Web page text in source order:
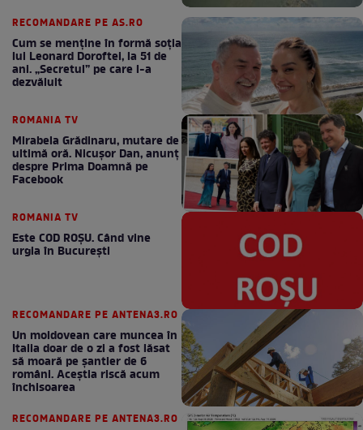
RECOMANDARE PE AS.RO
Cum se menţine în formă soţia
lui Leonard Doroftei, la 51 de
ani. „Secretul” pe care l-a
dezvăluit
ROMANIA TV
Mirabela Grădinaru, mutare de
ultimă oră. Nicuşor Dan, anunţ
despre Prima Doamnă pe
Facebook
ROMANIA TV
Este COD ROŞU. Când vine
urgia în Bucureşti
RECOMANDARE PE ANTENA3.RO
Un moldovean care muncea în
Italia doar de o zi a fost lăsat
să moară pe şantier de 6
români. Aceștia riscă acum
închisoarea
RECOMANDARE PE ANTENA3.RO